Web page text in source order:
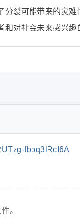
裂可能带来的灾
对社会未来感兴趣
fbpq3lRcI6A
。